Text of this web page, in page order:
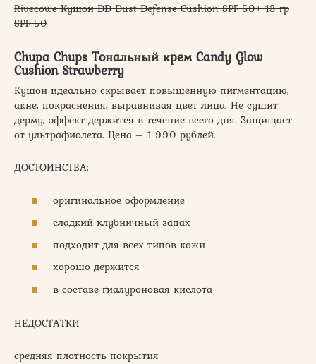
Rivecowe Кушон DD Dust Defense Cushion SPF 50+ 13 гр
SPF 50
Chupa Chups Тональный крем Candy Glow
Cushion Strawberry
Кушон идеально скрывает повышенную пигментацию,
акне, покраснения, выравнивая цвет лица. Не сушит
дерму, эффект держится в течение всего дня. Защищает
от ультрафиолета. Цена – 1 990 рублей.
ДОСТОИНСТВА:
оригинальное оформление
сладкий клубничный запах
подходит для всех типов кожи
хорошо держится
в составе гиалуроновая кислота
НЕДОСТАТКИ
средняя плотность покрытия